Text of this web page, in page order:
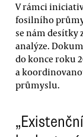
V rámci
fosilního
se nám desítky
analýze.
do konce roku
a
průmyslu.